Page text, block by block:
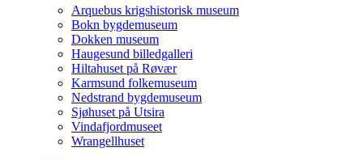
Arquebus krigshistorisk museum
Bokn bygdemuseum
Dokken museum
Haugesund billedgalleri
Hiltahuset på Røvær
Karmsund folkemuseum
Nedstrand bygdemuseum
Sjøhuset på Utsira
Vindafjordmuseet
Wrangellhuset